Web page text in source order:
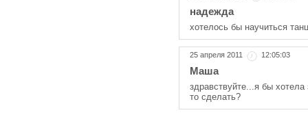
надежда
хотелось бы научиться
25 апреля 2011 12:05:03
Маша
здравствуйте...я бы
то сделать?